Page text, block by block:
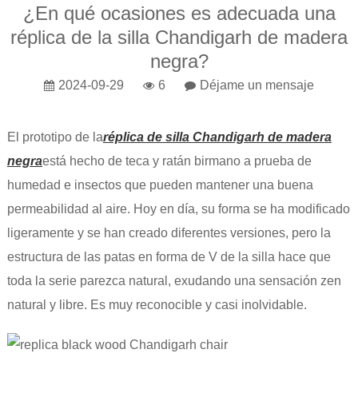
¿En qué ocasiones es adecuada una
réplica de la silla Chandigarh de madera
negra?
2024-09-29 6 Déjame un mensaje
El prototipo de laréplica de silla Chandigarh de madera
negraestá hecho de teca y ratán birmano a prueba de
humedad e insectos que pueden mantener una buena
permeabilidad al aire. Hoy en día, su forma se ha modificado
ligeramente y se han creado diferentes versiones, pero la
estructura de las patas en forma de V de la silla hace que
toda la serie parezca natural, exudando una sensación zen
natural y libre. Es muy reconocible y casi inolvidable.